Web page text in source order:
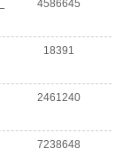
4586645
18391
2461240
7238648